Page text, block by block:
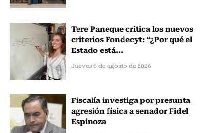
Tere Paneque critica los nuevos
criterios Fondecyt: “¿Por qué el
Estado está...
Jueves 6 de agosto de 2026
Fiscalía investiga por presunta
agresión física a senador Fidel
Espinoza